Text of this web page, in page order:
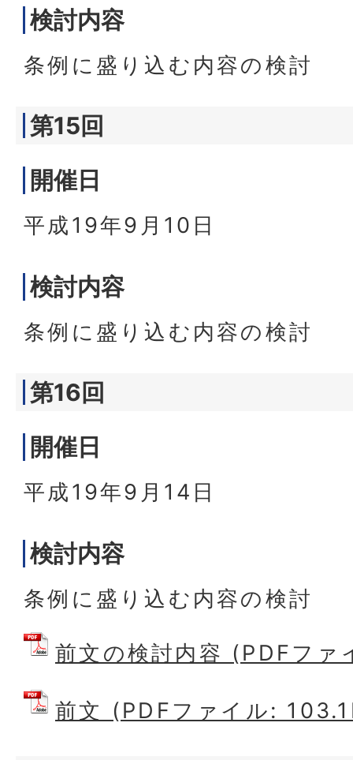
検討内容
条例に盛り込む内容の検討
第15回
開催日
平成19年9月10日
検討内容
条例に盛り込む内容の検討
第16回
開催日
平成19年9月14日
検討内容
条例に盛り込む内容の検討
前文の検討内容 (PDFフ
前文 (PDFファイル: